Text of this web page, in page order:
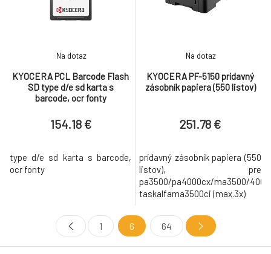
KYOCERA PCL Barcode Flash
SD type d/e sd karta s
barcode, ocr fonty
Na dotaz
154.18 €
type d/e sd karta s barcode,
ocr fonty
KYOCERA PF-5150 prídavný
zásobník papiera (550 listov)
Na dotaz
251.78 €
prídavný zásobník papiera (550
listov), pre
pa3500/pa4000cx/ma3500/
taskalfama3500ci (max.3x)
1 6 64